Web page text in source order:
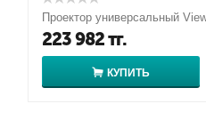
Проектор универсальный
223 982тг.
КУПИТЬ